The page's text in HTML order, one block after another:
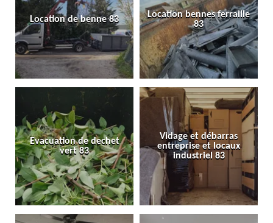
Location de benne 83
Location bennes ferraille
83
Evacuation de dechet
vert 83
Vidage et débarras
entreprise et locaux
industriel 83